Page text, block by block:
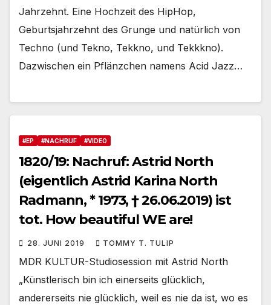
Jahrzehnt. Eine Hochzeit des HipHop,
Geburtsjahrzehnt des Grunge und natürlich von
Techno (und Tekno, Tekkno, und Tekkkno).
Dazwischen ein Pflänzchen namens Acid Jazz…
#EP #NACHRUF #VIDEO
1820/19: Nachruf: Astrid North
(eigentlich Astrid Karina North
Radmann, * 1973, † 26.06.2019) ist
tot. How beautiful WE are!
28. JUNI 2019 TOMMY T. TULIP
MDR KULTUR-Studiosession mit Astrid North
„Künstlerisch bin ich einerseits glücklich,
andererseits nie glücklich, weil es nie da ist, wo es